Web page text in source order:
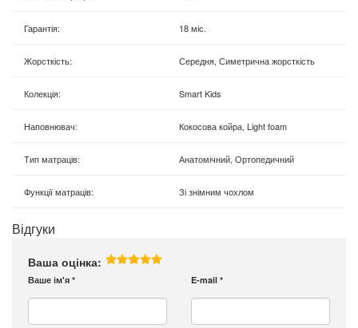
Гарантія: 18 міс.
Жорсткість: Середня, Симетрична жорсткість
Колекція: Smart Kids
Наповнювач: Кокосова койра, Light foam
Тип матраців: Анатомічний, Ортопедичний
Функції матраців: Зі знімним чохлом
Відгуки
Ваша оцінка:
Ваше ім'я * E-mail *